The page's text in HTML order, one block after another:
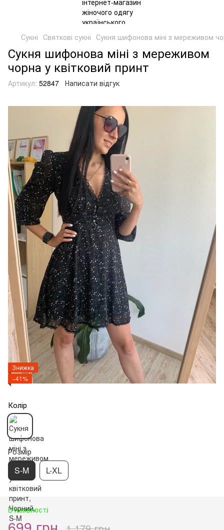
Сукні Святкові сукні Сукня шифонова міні з мереживом
Сукня шифонова міні з мереживом
чорна у квітковий принт
Артикул: 52847 Написати відгук
Знижка
−41%
Колір
Розмір
S-M L-XL
В наявності